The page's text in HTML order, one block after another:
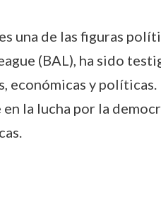
una de las figuras
(BAL), ha sido
económicas y políticas.
la lucha por la